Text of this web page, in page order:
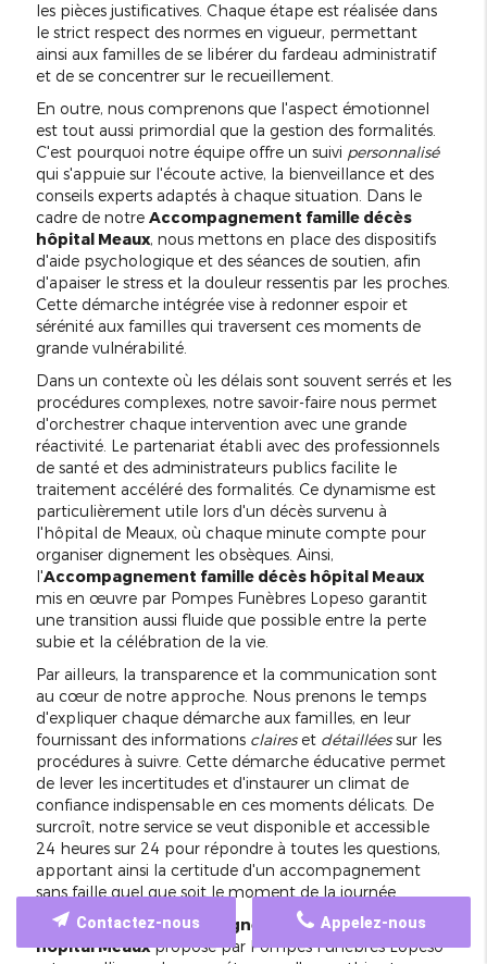
les pièces justificatives. Chaque étape est réalisée dans
le strict respect des normes en vigueur, permettant
ainsi aux familles de se libérer du fardeau administratif
et de se concentrer sur le recueillement.
En outre, nous comprenons que l'aspect émotionnel
est tout aussi primordial que la gestion des formalités.
C'est pourquoi notre équipe offre un suivi personnalisé
qui s'appuie sur l'écoute active, la bienveillance et des
conseils experts adaptés à chaque situation. Dans le
cadre de notre Accompagnement famille décès
hôpital Meaux, nous mettons en place des dispositifs
d'aide psychologique et des séances de soutien, afin
d'apaiser le stress et la douleur ressentis par les proches.
Cette démarche intégrée vise à redonner espoir et
sérénité aux familles qui traversent ces moments de
grande vulnérabilité.
Dans un contexte où les délais sont souvent serrés et les
procédures complexes, notre savoir-faire nous permet
d'orchestrer chaque intervention avec une grande
réactivité. Le partenariat établi avec des professionnels
de santé et des administrateurs publics facilite le
traitement accéléré des formalités. Ce dynamisme est
particulièrement utile lors d'un décès survenu à
l'hôpital de Meaux, où chaque minute compte pour
organiser dignement les obsèques. Ainsi,
l'Accompagnement famille décès hôpital Meaux
mis en œuvre par Pompes Funèbres Lopeso garantit
une transition aussi fluide que possible entre la perte
subie et la célébration de la vie.
Par ailleurs, la transparence et la communication sont
au cœur de notre approche. Nous prenons le temps
d'expliquer chaque démarche aux familles, en leur
fournissant des informations claireset détailléessur les
procédures à suivre. Cette démarche éducative permet
de lever les incertitudes et d'instaurer un climat de
confiance indispensable en ces moments délicats. De
surcroît, notre service se veut disponible et accessible
24 heures sur 24 pour répondre à toutes les questions,
apportant ainsi la certitude d'un accompagnement
sans faille quel que soit le moment de la journée.
Pour résumer, l'Accompagnement famille décès
hôpital Meauxproposé par Pompes Funèbres Lopeso
Appelez-nous
Contactez-nous